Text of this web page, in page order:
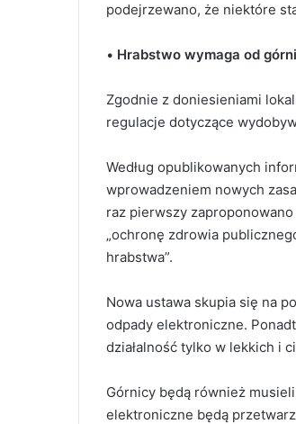
podejrzewano, że niektóre
• Hrabstwo wymaga od
Zgodnie z doniesieniami
regulacje dotyczące
Według opublikowanych
wprowadzeniem nowych
raz pierwszy
„ochronę zdrowia
hrabstwa”.
Nowa ustawa skupia się na
odpady elektroniczne.
działalność tylko w lekkich i
Górnicy będą również
elektroniczne będą